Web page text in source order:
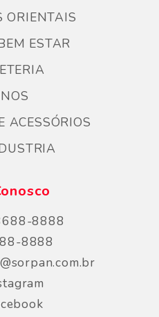
ORIENTAIS
ESTAR
ACESSÓRIOS
8888
8888